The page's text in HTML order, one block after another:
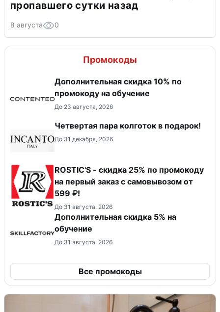
пропавшего сутки назад
8 августа 0
Промокоды
Дополнительная скидка 10% по
промокоду на обучение
До 23 августа, 2026
Четвертая пара колготок в подарок!
До 31 декабря, 2026
ROSTIC'S - скидка 25% по промокоду
на первый заказ с самовывозом от
599 ₽!
До 31 августа, 2026
Дополнительная скидка 5% на
обучение
До 31 августа, 2026
Все промокоды